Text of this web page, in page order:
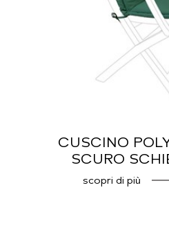
CUSCINO
SCURO
scopri di più